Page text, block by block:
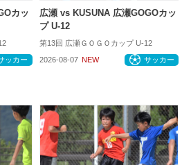
カッ
ッカー
広瀬 vs KUSUNA 広瀬GOGOカッ
プ U-12
第13回 広瀬ＧＯＧＯカップ U-12
2026-08-07 NEW サッカー